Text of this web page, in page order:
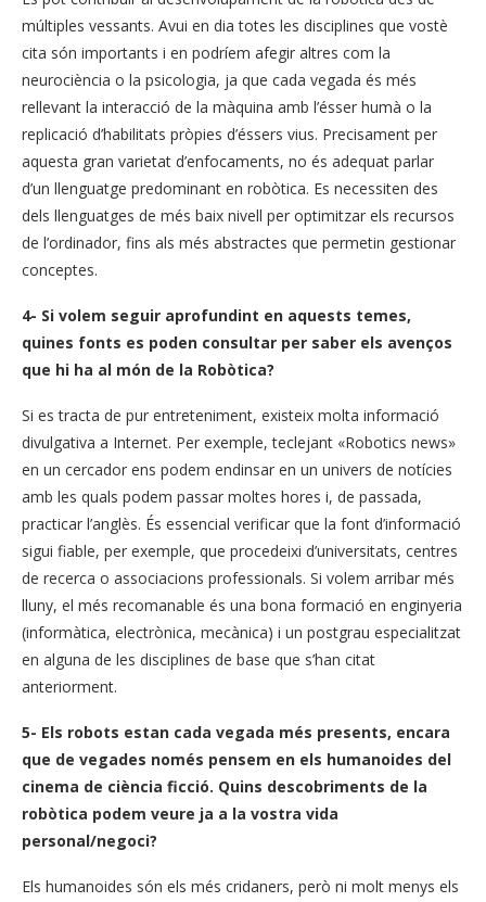
múltiples vessants. Avui en dia totes les disciplines que vostè
cita són importants i en podríem afegir altres com la
neurociència o la psicologia, ja que cada vegada és més
rellevant la interacció de la màquina amb l’ésser humà o la
replicació d’habilitats pròpies d’éssers vius. Precisament per
aquesta gran varietat d’enfocaments, no és adequat parlar
d’un llenguatge predominant en robòtica. Es necessiten des
dels llenguatges de més baix nivell per optimitzar els recursos
de l’ordinador, fins als més abstractes que permetin gestionar
conceptes.
4- Si volem seguir aprofundint en aquests temes,
quines fonts es poden consultar per saber els avenços
que hi ha al món de la Robòtica?
Si es tracta de pur entreteniment, existeix molta informació
divulgativa a Internet. Per exemple, teclejant «Robotics news»
en un cercador ens podem endinsar en un univers de notícies
amb les quals podem passar moltes hores i, de passada,
practicar l’anglès. És essencial verificar que la font d’informació
sigui fiable, per exemple, que procedeixi d’universitats, centres
de recerca o associacions professionals. Si volem arribar més
lluny, el més recomanable és una bona formació en enginyeria
(informàtica, electrònica, mecànica) i un postgrau especialitzat
en alguna de les disciplines de base que s’han citat
anteriorment.
5- Els robots estan cada vegada més presents, encara
que de vegades només pensem en els humanoides del
cinema de ciència ficció. Quins descobriments de la
robòtica podem veure ja a la vostra vida
personal/negoci?
Els humanoides són els més cridaners, però ni molt menys els